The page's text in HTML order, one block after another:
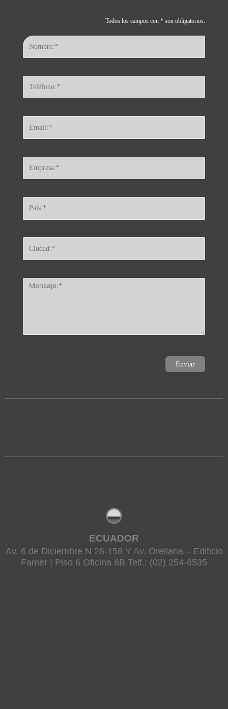
Todos los campos con * son obligatorios.
ECUADOR
Av. 6 de Diciembre N 26-158 Y Av. Orellana – Edificio
Famer | Piso 6 Oficina 6B Telf.: (02) 254-6535